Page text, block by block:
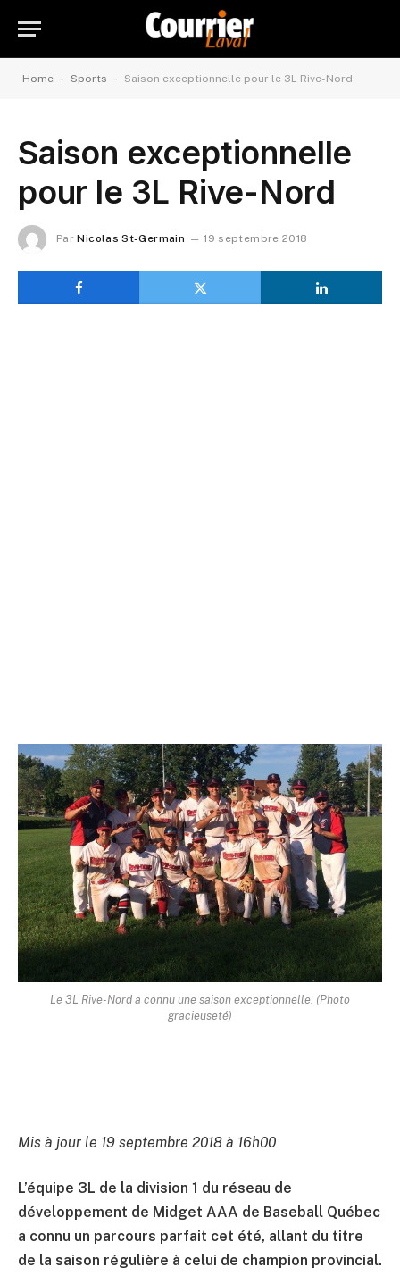
Home - Sports - Saison exceptionnelle pour le 3L Rive-Nord
Saison exceptionnelle
pour le 3L Rive-Nord
Par Nicolas St-Germain 19 septembre 2018
Le 3L Rive-Nord a connu une saison exceptionnelle. (Photo
gracieuseté)
Mis à jour le 19 septembre 2018 à 16h00
L’équipe 3L de la division 1 du réseau de
développement de Midget AAA de Baseball Québec
a connu un parcours parfait cet été, allant du titre
de la saison régulière à celui de champion provincial.